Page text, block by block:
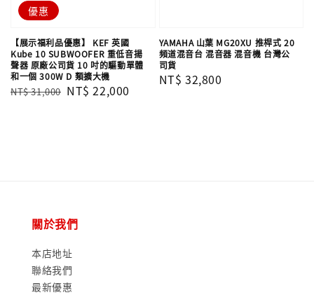
優惠
【展示福利品優惠】 KEF 英國
Kube 10 SUBWOOFER 重低音揚
聲器 原廠公司貨 10 吋的驅動單體
和一個 300W D 類擴大機
Regular
NT$ 31,000 Sale
NT$ 22,000
YAMAHA 山葉 MG20XU 推桿式 20
頻道混音台 混音器 混音機 台灣公
司貨
Regular
NT$ 32,800
關於我們
本店地址
聯絡我們
最新優惠